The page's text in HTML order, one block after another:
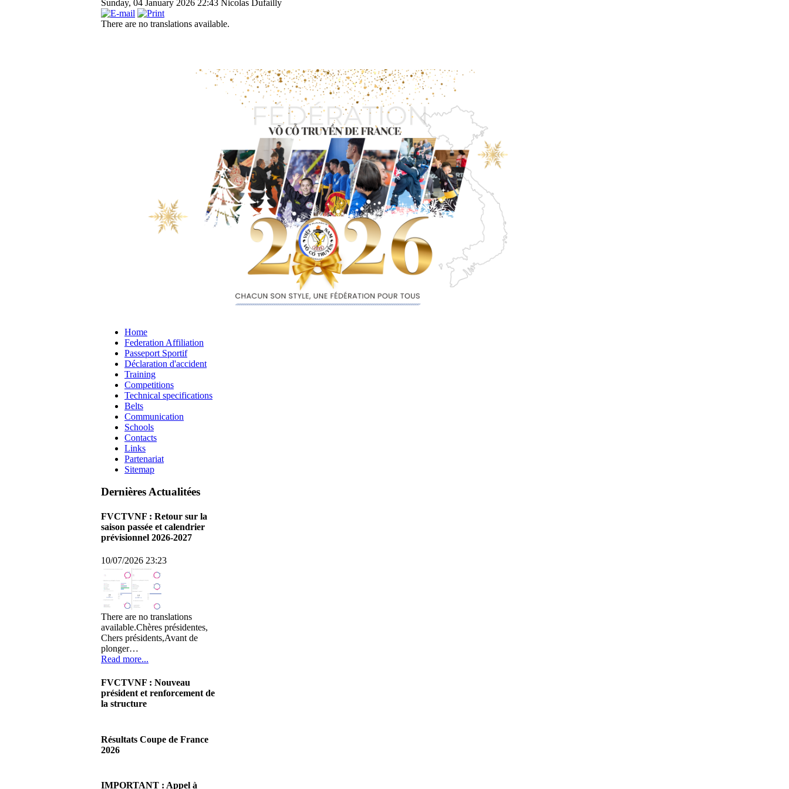
Sunday, 04 January 2026 22:43 Nicolas Dufailly
There are no translations available.
Home
Federation Affiliation
Passeport Sportif
Déclaration d'accident
Training
Competitions
Technical specifications
Belts
Communication
Schools
Contacts
Links
Partenariat
Sitemap
Dernières Actualitées
FVCTVNF : Retour sur la
saison passée et calendrier
prévisionnel 2026-2027
10/07/2026 23:23
There are no translations
available.Chères présidentes,
Chers présidents,Avant de
plonger…
Read more...
FVCTVNF : Nouveau
président et renforcement de
la structure
There are no translations
available.Chères Présidentes,
Read more...
Résultats Coupe de France
2026
There are no translations
IMPORTANT : Appel à